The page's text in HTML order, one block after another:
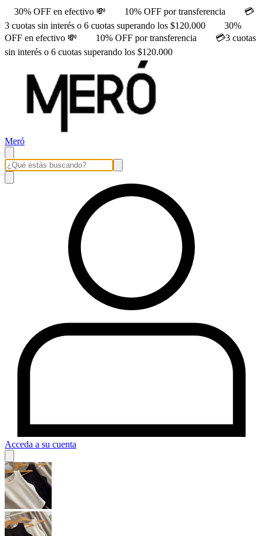
30% OFF en efectivo 💸 10% OFF por transferencia
💳
3 cuotas sin interés o 6 cuotas superando los $120.000
30%
OFF en efectivo 💸
10% OFF por transferencia
💳3 cuotas
sin interés o 6 cuotas superando los $120.000
Meró
Acceda a su cuenta